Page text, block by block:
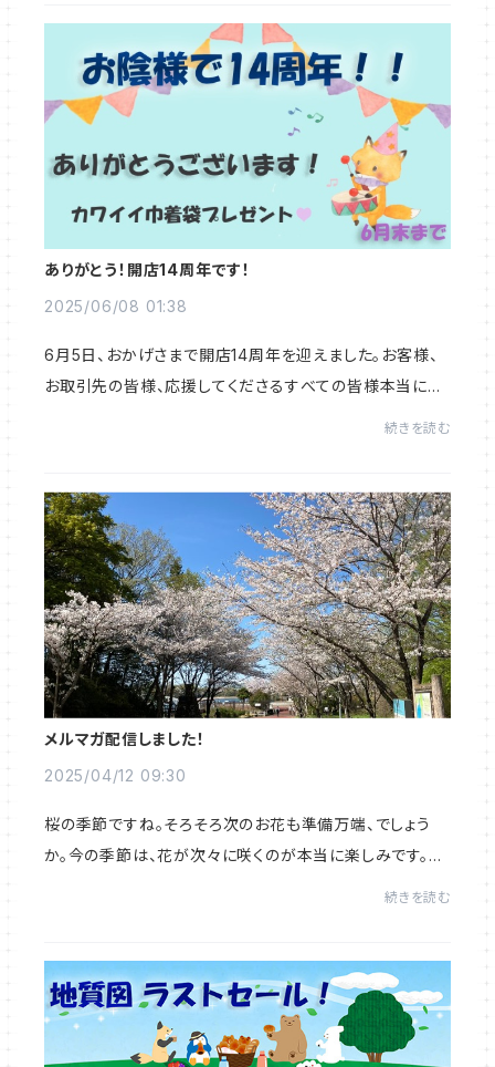
ありがとう！開店14周年です！
2025/06/08 01:38
6月5日、おかげさまで開店14周年を迎えました。お客様、
お取引先の皆様、応援してくださるすべての皆様本当にあ
続きを読む
メルマガ配信しました！
2025/04/12 09:30
桜の季節ですね。そろそろ次のお花も準備万端、でしょう
か。今の季節は、花が次々に咲くのが本当に楽しみです。さ
続きを読む